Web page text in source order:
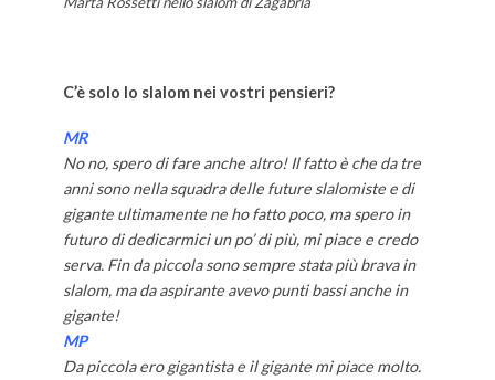
C’è solo lo slalom nei vostri pensieri?
MR
No no, spero di fare anche altro! Il fatto è che da tre
anni sono nella squadra delle future slalomiste e di
gigante ultimamente ne ho fatto poco, ma spero in
futuro di dedicarmici un po’ di più, mi piace e credo
serva. Fin da piccola sono sempre stata più brava in
slalom, ma da aspirante avevo punti bassi anche in
gigante!
MP
Da piccola ero gigantista e il gigante mi piace molto.